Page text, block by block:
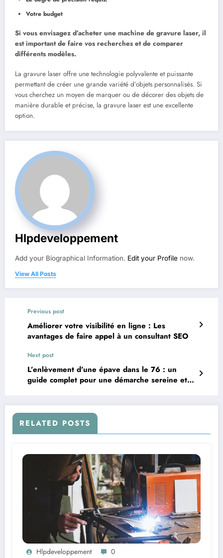
Votre budget
Si vous envisagez d’acheter une machine de gravure laser, il
est important de faire vos recherches et de comparer
différents modèles.
La gravure laser offre une technologie polyvalente et puissante
permettant de créer une grande variété d’objets personnalisés. Si
vous cherchez un moyen de marquer ou de décorer des objets de
manière durable et précise, la gravure laser est une excellente
option.
Hlpdeveloppement
Add your Biographical Information. Edit your Profile now.
View All Posts
Previous post
Améliorer votre visibilité en ligne : Les
avantages de faire appel à un consultant SEO
Next post
L’enlèvement d’une épave dans le 76 : un
guide complet pour une démarche sereine et
RELATED POSTS
Hlpdeveloppement 0